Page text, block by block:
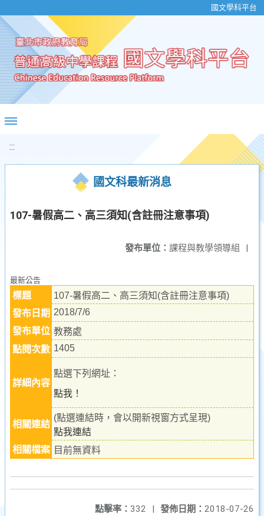
國文學科平台
:::
國文科最新消息
107-暑假高二、高三須知(含註冊注意事項)
發布單位： 課程與教學領導組 |
最新公告
標題
107-暑假高二、高三須知(含註冊注意事項)
發布日期 2018/7/6
發布單位 教務處
點閱次數 1405
詳細內容
點選下列網址：
點我！
相關連結
(點選連結時，會以開新視窗方式呈現)
點我連結
相關檔案 目前無資料
發佈日期： 2018-07-26
點擊率： 332 |